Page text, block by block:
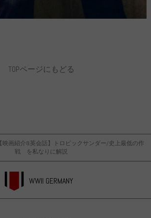
【映画紹介&英会話】トロピックサンダー/史上最低の作
戦 を私なりに解説
WWII GERMANY
TOPページにもどる